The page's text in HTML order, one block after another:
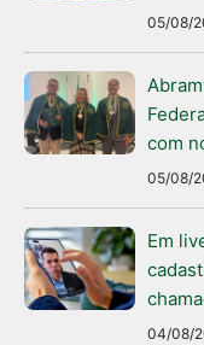
05/08/
com
05/08/
Em
04/08/